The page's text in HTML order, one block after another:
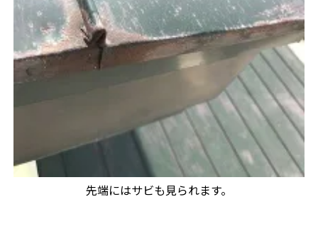
先端にはサビも見られます。